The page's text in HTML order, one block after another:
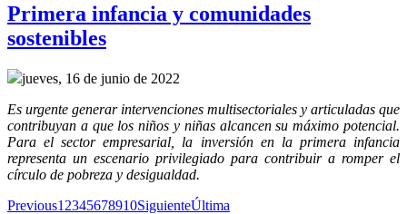
Primera infancia y comunidades
sostenibles
jueves, 16 de junio de 2022
Es urgente generar intervenciones multisectoriales y articuladas que
contribuyan a que los niños y niñas alcancen su máximo potencial.
Para el sector empresarial, la inversión en la primera infancia
representa un escenario privilegiado para contribuir a romper el
círculo de pobreza y desigualdad.
Previous1 2345678910SiguienteÚltima